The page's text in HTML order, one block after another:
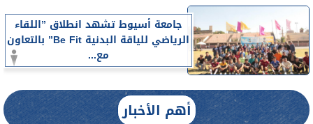
جامعة أسيوط تشهد انطلاق ”اللقاء
الرياضي للياقة البدنية Be Fit” بالتعاون
مع...
أهم الأخبار